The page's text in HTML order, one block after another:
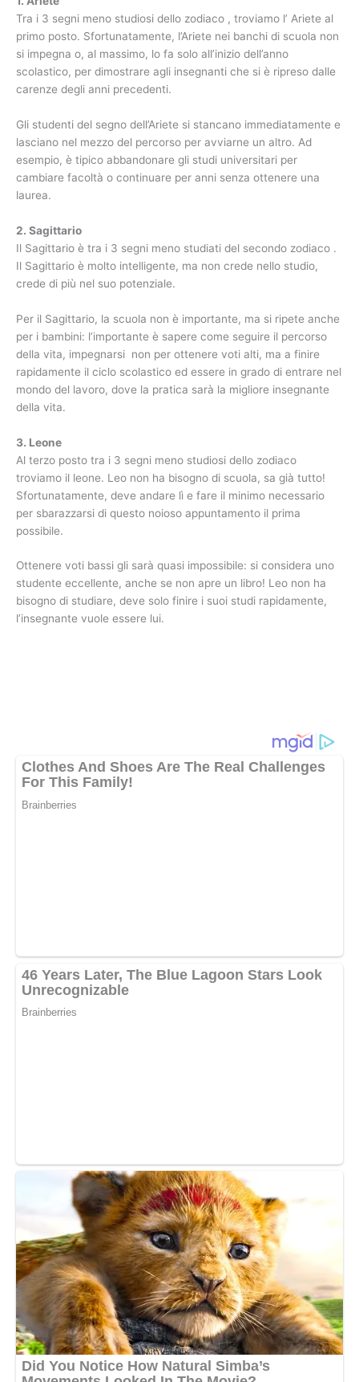
Tra i 3 segni meno studiosi dello zodiaco , troviamo l’ Ariete al
primo posto. Sfortunatamente, l’Ariete nei banchi di scuola non
si impegna o, al massimo, lo fa solo all’inizio dell’anno
scolastico, per dimostrare agli insegnanti che si è ripreso dalle
carenze degli anni precedenti.
Gli studenti del segno dell’Ariete si stancano immediatamente e
lasciano nel mezzo del percorso per avviarne un altro. Ad
esempio, è tipico abbandonare gli studi universitari per
cambiare facoltà o continuare per anni senza ottenere una
laurea.
2. Sagittario
Il Sagittario è tra i 3 segni meno studiati del secondo zodiaco .
Il Sagittario è molto intelligente, ma non crede nello studio,
crede di più nel suo potenziale.
Per il Sagittario, la scuola non è importante, ma si ripete anche
per i bambini: l’importante è sapere come seguire il percorso
della vita, impegnarsi non per ottenere voti alti, ma a finire
rapidamente il ciclo scolastico ed essere in grado di entrare nel
mondo del lavoro, dove la pratica sarà la migliore insegnante
della vita.
3. Leone
Al terzo posto tra i 3 segni meno studiosi dello zodiaco
troviamo il leone. Leo non ha bisogno di scuola, sa già tutto!
Sfortunatamente, deve andare lì e fare il minimo necessario
per sbarazzarsi di questo noioso appuntamento il prima
possibile.
Ottenere voti bassi gli sarà quasi impossibile: si considera uno
studente eccellente, anche se non apre un libro! Leo non ha
bisogno di studiare, deve solo finire i suoi studi rapidamente,
l’insegnante vuole essere lui.